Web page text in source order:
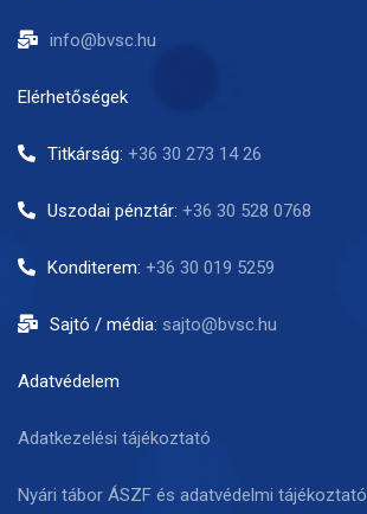
info@bvsc.hu
Elérhetőségek
Titkárság: +36 30 273 14 26
Uszodai pénztár: +36 30 528 0768
Konditerem: +36 30 019 5259
Sajtó / média: sajto@bvsc.hu
Adatvédelem
Adatkezelési tájékoztató
Nyári tábor ÁSZF és adatvédelmi tájékoztató